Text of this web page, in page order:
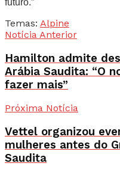
Temas: Alpine
Notícia Anterior
Hamilton admite
Arábia Saudita: “O
fazer mais”
Próxima Notícia
Vettel organizou
mulheres antes do
Saudita